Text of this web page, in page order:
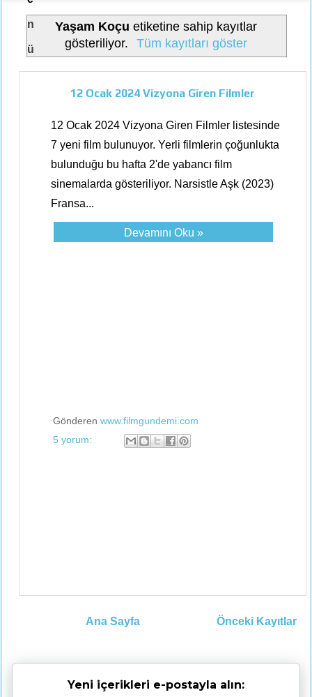
n
ü
Yaşam Koçu etiketine sahip kayıtlar
gösteriliyor.
Tüm kayıtları göster
12 Ocak 2024 Vizyona Giren Filmler
12 Ocak 2024 Vizyona Giren Filmler listesinde
7 yeni film bulunuyor. Yerli filmlerin çoğunlukta
bulunduğu bu hafta 2'de yabancı film
sinemalarda gösteriliyor. Narsistle Aşk (2023)
Fransa...
Devamını Oku »
Gönderen www.filmgundemi.com
5 yorum:
Önceki Kayıtlar
Ana Sayfa
Yeni içerikleri e-postayla alın: